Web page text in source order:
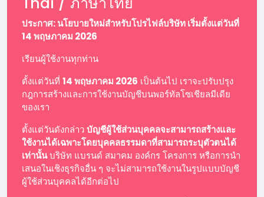
ประกาศ: นโยบายใหม่สำหรับโปรไฟล์บริษัท เริ่มตั้งแต่วันที่
14 พฤษภาคม 2026
เรียนผู้ใช้งานทุกท่าน
ตั้งแต่วันที่ 14 พฤษภาคม 2026 เป็นต้นไป เราจะปรับปรุง
กฎการสร้างและการใช้งานบัญชีบนพอร์ทัลโซเชียลมีเดีย
ของเรา
ตั้งแต่วันดังกล่าวบัญชีผู้ใช้ส่วนบุคคลจะสามารถสร้างและ
ใช้งานได้เฉพาะโดยบุคคลธรรมดาที่สามารถระบุตัวตนได้
เท่านั้นบริษัท แบรนด์ สมาคม องค์กร โครงการ หรือการนำ
เสนอในเชิงธุรกิจอื่น ๆ จะไม่สามารถใช้งานในรูปแบบบัญชี
ผู้ใช้ส่วนบุคคลได้อีกต่อไป